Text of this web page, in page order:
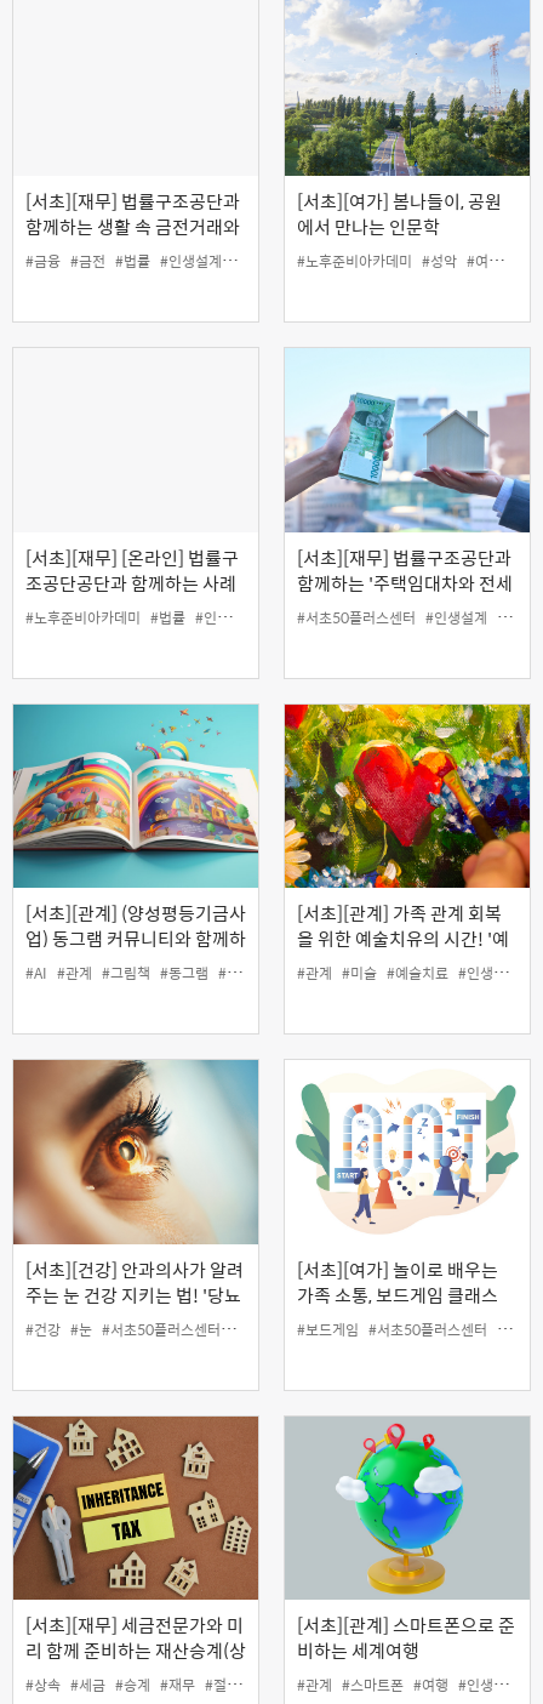
[서초][재무] 법률구조공단과
함께하는 생활 속 금전거래와
채무관리 바로 알기(오프라
인)
#금융 #금전 #법률 #인생설계 #재무 #채무
[서초][여가] 봄나들이, 공원
에서 만나는 인문학
#노후준비아카데미 #성악 #여가
[서초][재무] [온라인] 법률구
조공단공단과 함께하는 사례
로 배우는 생활법률
#노후준비아카데미 #법률 #인생설계 #재무
[서초][재무] 법률구조공단과
함께하는 '주택임대차와 전세
사기 피해예방' (오프라인)
#서초50플러스센터 #인생설계 #재무
[서초][관계] (양성평등기금사
업) 동그램 커뮤니티와 함께하
는 'AI로 공익 그림책 출판하
#AI #관계 #그림책 #동그램 #양성평등 #인생설계 #커뮤니티
[서초][관계] 가족 관계 회복
을 위한 예술치유의 시간! '예
술로 바라보는 나와 가족'
#관계 #미술 #예술치료 #인생설계
[서초][건강] 안과의사가 알려
주는 눈 건강 지키는 법! '당뇨
와 눈 건강' (온라인)
#건강 #눈 #서초50플러스센터 #안건강 #인생설계
[서초][여가] 놀이로 배우는
가족 소통, 보드게임 클래스
#보드게임 #서초50플러스센터 #소통
[서초][재무] 세금전문가와 미
리 함께 준비하는 재산승계(상
속, 증여) 절세플랜
#상속 #세금 #승계 #재무 #절세
[서초][관계] 스마트폰으로 준
비하는 세계여행
#관계 #스마트폰 #여행 #인생설계